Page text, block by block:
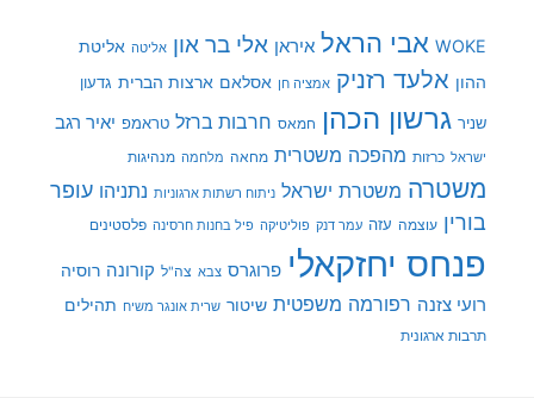
WOKE אבי הראל איראן אלי בר און אליטה אליטת
ההון אלעד רזניק אמציה חן אסלאם ארצות הברית גדעון
שניר גרשון הכהן חמאס חרבות ברזל טראמפ יאיר רגב
ישראל כרזות מהפכה משטרית מחאה מלחמה מנהיגות
משטרה משטרת ישראל ניתוח רשתות ארגוניות נתניהו עופר
בורין עוצמה עזה עמר דנק פוליטיקה פיל בחנות חרסינה פלסטינים
פנחס יחזקאלי פרוגרס צבא צה"ל קורונה רוסיה
רועי צזנה רפורמה משפטית שיטור שרית אונגר משיח תהילים
תרבות ארגונית